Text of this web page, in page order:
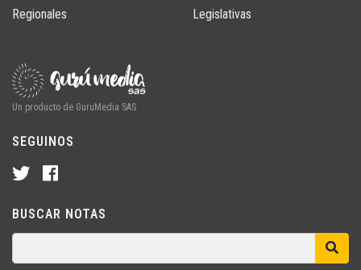
Regionales
Legislativas
Un producto de GuruMedia SAS
SEGUINOS
BUSCAR NOTAS